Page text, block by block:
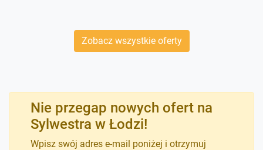
Zobacz wszystkie oferty
Nie przegap nowych ofert na
Sylwestra w Łodzi!
Wpisz swój adres e-mail poniżej i otrzymuj